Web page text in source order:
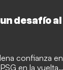
desafío al
confianza en
en la vuelta.